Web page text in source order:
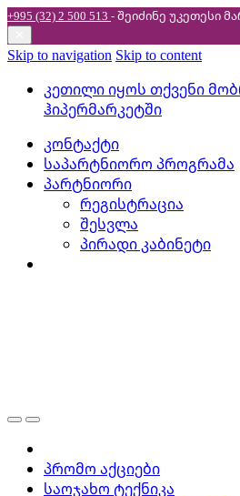
+995 (32) 2 500 513 - შეიძინე უკეთესი
Skip to navigation Skip to content
კეთილი იყოს თქვენი
ჰიპერმარკეტში
კონტაქტი
საპარტნიორო პროგრამა
პარტნიორი
რეგისტრაცია
შესვლა
პირადი კაბინეტი
პრომო აქციები
საოჯახო ტექნიკა